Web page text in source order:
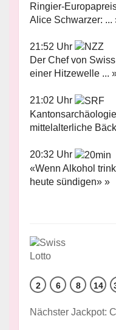
Ringier-
Alice Schwarzer: ...
21:52 Uhr
Der Chef von
einer Hitzewelle ...
21:02 Uhr
mittelalterliche
20:32 Uhr
«Wenn Alkohol
heute sündigen» »
2 6 8 14
Nächster Jackpot: